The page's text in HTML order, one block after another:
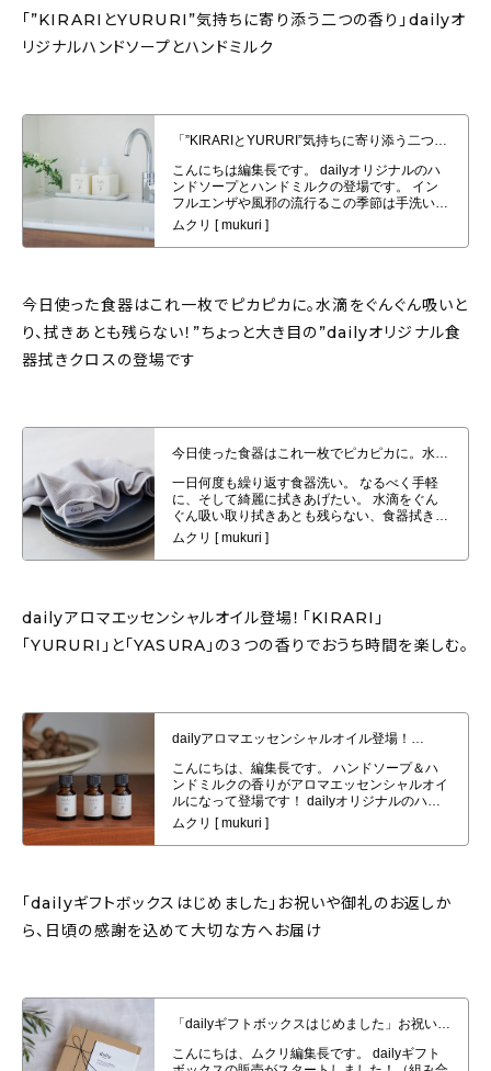
「”KIRARIとYURURI”気持ちに寄り添う二つの香り」dailyオ
リジナルハンドソープとハンドミルク
「”KIRARIとYURURI”気持ちに寄り添う二つの香り」dailyオリジナルハン
ドソープとハンドミルク発売！
今日使った食器はこれ一枚でピカピカに。水滴をぐんぐん吸いと
り、拭きあとも残らない！”ちょっと大き目の”dailyオリジナル食
器拭きクロスの登場です
も残らない！”ちょっと大き目の”dailyオリジナル食器拭きクロスの登場で
す
dailyアロマエッセンシャルオイル登場！「KIRARI」
「YURURI」と「YASURA」の３つの香りでおうち時間を楽しむ。
dailyアロマエッセンシャルオイル登場！「KIRARI」「YURURI」と
「YASURA」の３つの香りでおうち時間を楽しむ。
「dailyギフトボックスはじめました」お祝いや御礼のお返しか
ら、日頃の感謝を込めて大切な方へお届け
「dailyギフトボックスはじめました」お祝いや御礼のお返しから、日頃の感
謝を込めて大切な方へお届け